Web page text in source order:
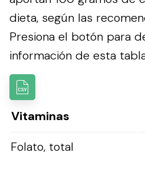
dieta, según las
Presiona el botón para
información de esta
Vitaminas
Folato, total